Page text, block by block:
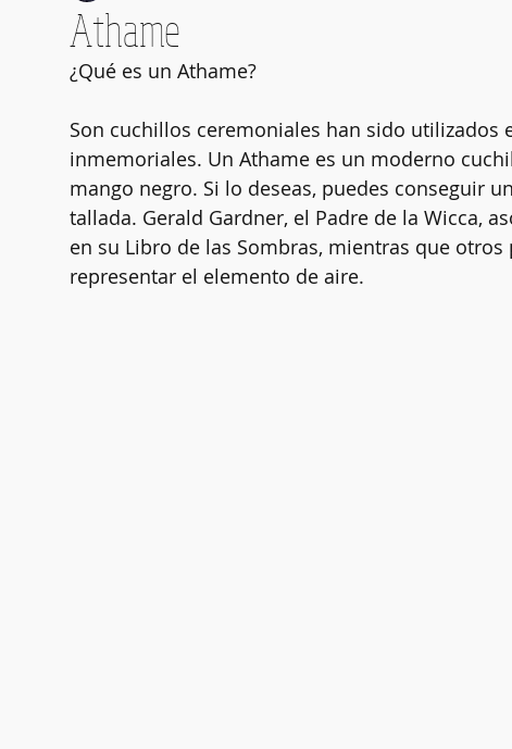
Festividades Cultura Pop
Vidas pasadas Dogmas Clarividencia Chakras
Rueda del año Péndulo Kybalión
Athame
¿Qué es un Athame?
Son cuchillos ceremoniales han sido utilizados
inmemoriales. Un Athame es un moderno
mango negro. Si lo deseas, puedes conseguir
tallada. Gerald Gardner, el Padre de la Wicca,
en su Libro de las Sombras, mientras que
representar el elemento de aire.